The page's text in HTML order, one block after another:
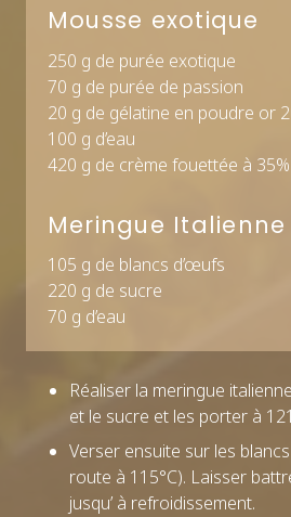
Mousse exotique
250 g de purée exotique
70 g de purée de passion
20 g de gélatine en poudre or
100 g d’eau
420 g de crème fouettée à
Meringue Italienne
105 g de blancs d’œufs
220 g de sucre
70 g d’eau
Réaliser la meringue
et le sucre et les porter à
Verser ensuite sur les
route à 115°C). Laisser
jusqu’ à refroidissement.